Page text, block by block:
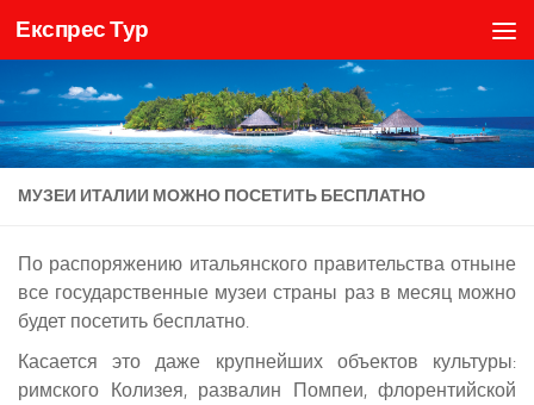
Skip to content
Експрес Тур
МУЗЕИ ИТАЛИИ МОЖНО ПОСЕТИТЬ БЕСПЛАТНО
По распоряжению итальянского правительства отныне
все государственные музеи страны раз в месяц можно
будет посетить бесплатно.
Касается это даже крупнейших объектов культуры:
римского Колизея, развалин Помпеи, флорентийской